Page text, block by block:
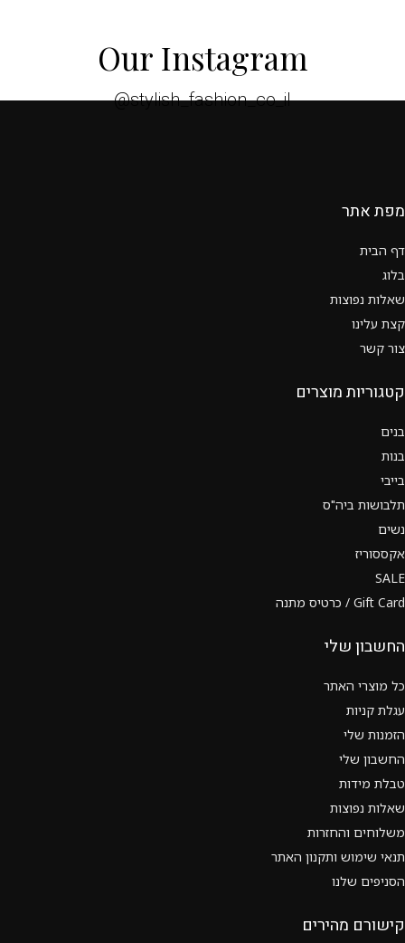
Our Instagram
stylish_fashion_co_il@
מפת אתר
דף הבית
בלוג
שאלות נפוצות
קצת עלינו
צור קשר
קטגוריות מוצרים
בנים
בנות
בייבי
תלבושות ביה"ס
נשים
אקססוריז
SALE
Gift Card / כרטיס מתנה
החשבון שלי
כל מוצרי האתר
עגלת קניות
הזמנות שלי
החשבון שלי
טבלת מידות
שאלות נפוצות
משלוחים והחזרות
תנאי שימוש ותקנון האתר
הסניפים שלנו
קישורם מהירים